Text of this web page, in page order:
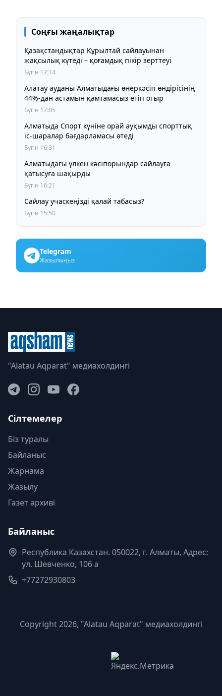
Соңғы жаңалықтар
Қазақстандықтар Құрылтай сайлауынан
жақсылық күтеді – қоғамдық пікір зерттеуі
Бүгін 17:14
Алатау ауданы Алматыдағы өнеркәсіп өндірісінің
44%-дан астамын қамтамасыз етіп отыр
Бүгін 17:05
Алматыда Спорт күніне орай ауқымды спорттық
іс-шаралар бағдарламасы өтеді
Бүгін 16:31
Алматыдағы үлкен кәсіпорындар сайлауға
қатысуға шақырды
Бүгін 16:21
Сайлау учаскеңізді қалай табасыз?
Бүгін 15:50
Telegram
Жазылыңыз
"Alatau Aqparat" медиахолдингі
Сілтемелер
Біз туралы
Байланыс
Жарнама
Жазылу
Газет архиві
Байланыс
Республика Казахстан. 050022, г. Алматы, Адрес:
ул. Шевченко, 106 а
+77272930803
Copyright 2026, "Alatau Aqparat" медиахолдингі